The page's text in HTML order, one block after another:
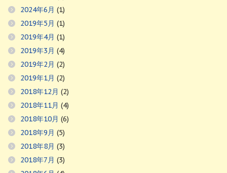
2024年6月 (1)
2019年5月 (1)
2019年4月 (1)
2019年3月 (4)
2019年2月 (2)
2019年1月 (2)
2018年12月 (2)
2018年11月 (4)
2018年10月 (6)
2018年9月 (5)
2018年8月 (3)
2018年7月 (3)